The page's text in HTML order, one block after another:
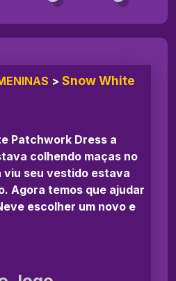
> Snow White
Patchwork Dress a
colhendo maças no
viu seu vestido estava
Agora temos que ajudar
escolher um novo e